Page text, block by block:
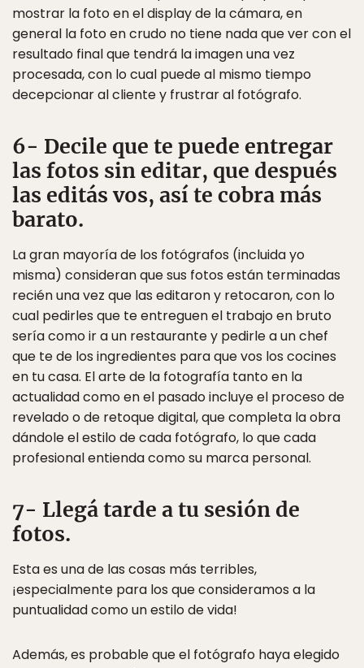
mostrar la foto en el display de la cámara, en
general la foto en crudo no tiene nada que ver con el
resultado final que tendrá la imagen una vez
procesada, con lo cual puede al mismo tiempo
decepcionar al cliente y frustrar al fotógrafo.
6- Decile que te puede entregar
las fotos sin editar, que después
las editás vos, así te cobra más
barato.
La gran mayoría de los fotógrafos (incluida yo
misma) consideran que sus fotos están terminadas
recién una vez que las editaron y retocaron, con lo
cual pedirles que te entreguen el trabajo en bruto
sería como ir a un restaurante y pedirle a un chef
que te de los ingredientes para que vos los cocines
en tu casa. El arte de la fotografía tanto en la
actualidad como en el pasado incluye el proceso de
revelado o de retoque digital, que completa la obra
dándole el estilo de cada fotógrafo, lo que cada
profesional entienda como su marca personal.
7- Llegá tarde a tu sesión de
fotos.
Esta es una de las cosas más terribles,
¡especialmente para los que consideramos a la
puntualidad como un estilo de vida!
Además, es probable que el fotógrafo haya elegido